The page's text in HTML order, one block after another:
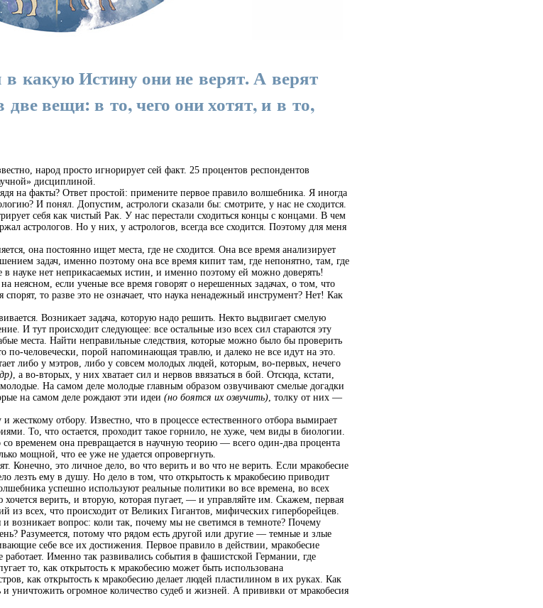
какую Истину они не верят. А верят
вещи: в то, чего они хотят, и в то,
народ просто игнорирует сей факт. 25 процентов респондентов
дисциплиной.
на факты? Ответ простой: примените первое правило волшебника. Я иногда
И понял. Допустим, астрологи сказали бы: смотрите, у нас не сходится.
себя как чистый Рак. У нас перестали сходиться концы с концами. В чем
астрологов. Но у них, у астрологов, всегда все сходится. Поэтому для меня
она постоянно ищет места, где не сходится. Она все время анализирует
задач, именно поэтому она все время кипит там, где непонятно, там, где
в науке нет неприкасаемых истин, и именно поэтому ей можно доверять!
неясном, если ученые все время говорят о нерешенных задачах, о том, что
то разве это не означает, что наука ненадежный инструмент? Нет! Как
Возникает задача, которую надо решить. Некто выдвигает смелую
И тут происходит следующее: все остальные изо всех сил стараются эту
места. Найти неправильные следствия, которые можно было бы проверить
по-человечески, порой напоминающая травлю, и далеко не все идут на это.
либо у мэтров, либо у совсем молодых людей, которым, во‑первых, нечего
, а во‑вторых, у них хватает сил и нервов ввязаться в бой. Отсюда, кстати,
На самом деле молодые главным образом озвучивают смелые догадки
на самом деле рождают эти идеи (но боятся их озвучить) , толку от них —
отбору. Известно, что в процессе естественного отбора вымирает
То, что остается, проходит такое горнило, не хуже, чем виды в биологии.
временем она превращается в научную теорию — всего один-два процента
мощной, что ее уже не удается опровергнуть.
это личное дело, во что верить и во что не верить. Если мракобесие
лезть ему в душу. Но дело в том, что открытость к мракобесию приводит
успешно используют реальные политики во все времена, во всех
верить, и вторую, которая пугает, — и управляйте им. Скажем, первая
всех, что происходит от Великих Гигантов, мифических гиперборейцев.
и возникает вопрос: коли так, почему мы не светимся в темноте? Почему
Разумеется, потому что рядом есть другой или другие — темные и злые
себе все их достижения. Первое правило в действии, мракобесие
работает. Именно так развивались события в фашистской Германии, где
то, как открытость к мракобесию может быть использована
как открытость к мракобесию делает людей пластилином в их руках. Как
уничтожить огромное количество судеб и жизней. А прививки от мракобесия